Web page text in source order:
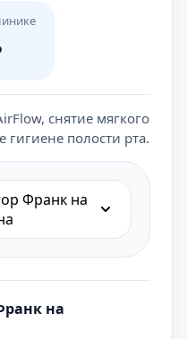
снятие мягкого
гигиене полости рта.
Франк на
на